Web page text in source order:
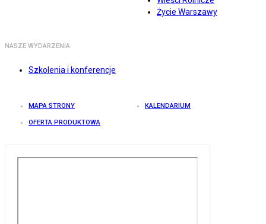
Życie Warszawy
NASZE WYDARZENIA
Szkolenia i konferencje
MAPA STRONY KALENDARIUM
OFERTA PRODUKTOWA